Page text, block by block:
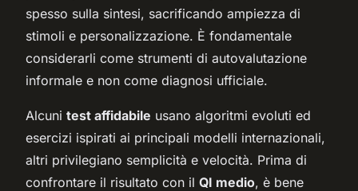
spesso sulla sintesi, sacrificando ampiezza di
stimoli e personalizzazione. È fondamentale
considerarli come strumenti di autovalutazione
informale e non come diagnosi ufficiale.
Alcuni test affidabile usano algoritmi evoluti ed
esercizi ispirati ai principali modelli internazionali,
altri privilegiano semplicità e velocità. Prima di
confrontare il risultato con il QI medio, è bene